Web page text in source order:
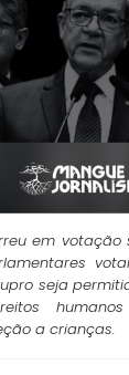
em votação
seja
a crianças.